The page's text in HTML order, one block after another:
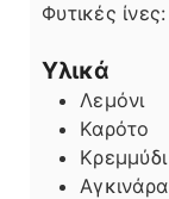
Φυτικές ίνες:
Υλικά
Λεμόνι
Καρότο
Κρεμμύδι
Αγκινάρα